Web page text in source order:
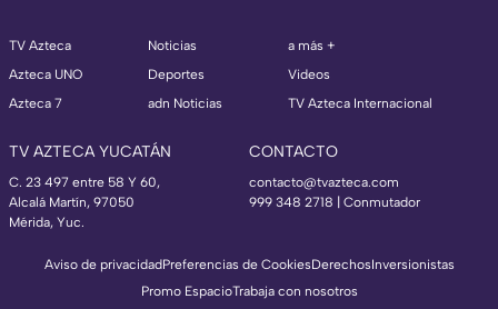
TV Azteca
Azteca UNO
Azteca 7
Noticias
Deportes
adn Noticias
a más +
Videos
TV Azteca Internacional
TV AZTECA YUCATÁN
C. 23 497 entre 58 Y 60,
Alcalá Martín, 97050
Mérida, Yuc.
CONTACTO
contacto@tvazteca.com
999 348 2718 | Conmutador
Aviso de privacidadPreferencias de CookiesDerechosInversionistas
Promo EspacioTrabaja con nosotros